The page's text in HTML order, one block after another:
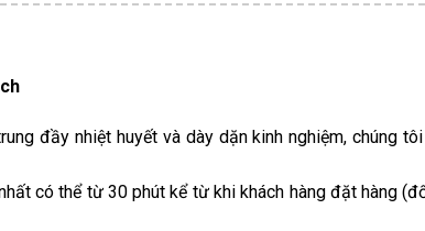
đầy nhiệt huyết và dày dặn kinh nghiệm, chúng
có thể từ 30 phút kể từ khi khách hàng đặt hàng